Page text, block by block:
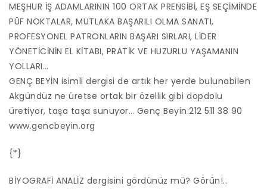
MEŞHUR İŞ ADAMLARININ 100 ORTAK PRENSİBİ, EŞ SEÇİMİNDE
PÜF NOKTALAR, MUTLAKA BAŞARILI OLMA SANATI,
PROFESYONEL PATRONLARIN BAŞARI SIRLARI, LİDER
YÖNETİCİNİN EL KİTABI, PRATİK VE HUZURLU YAŞAMANIN
YOLLARI…
GENÇ BEYİN isimli dergisi de artık her yerde bulunabilen
Akgündüz ne üretse ortak bir özellik gibi dopdolu
üretiyor, taşa taşa sunuyor… Genç Beyin:212 511 38 90
www.gencbeyin.org
{*}
BİYOGRAFİ ANALİZ dergisini gördünüz mü? Görün!..